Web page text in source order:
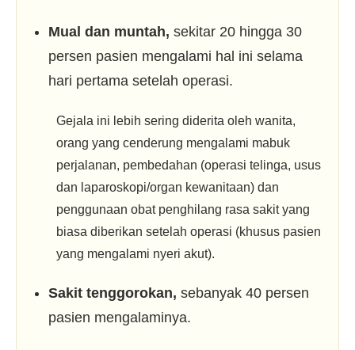
Mual dan muntah, sekitar 20 hingga 30
persen pasien mengalami hal ini selama
hari pertama setelah operasi.
Gejala ini lebih sering diderita oleh wanita,
orang yang cenderung mengalami mabuk
perjalanan, pembedahan (operasi telinga, usus
dan laparoskopi/organ kewanitaan) dan
penggunaan obat penghilang rasa sakit yang
biasa diberikan setelah operasi (khusus pasien
yang mengalami nyeri akut).
Sakit tenggorokan, sebanyak 40 persen
pasien mengalaminya.